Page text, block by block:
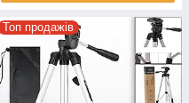
Топ продажів